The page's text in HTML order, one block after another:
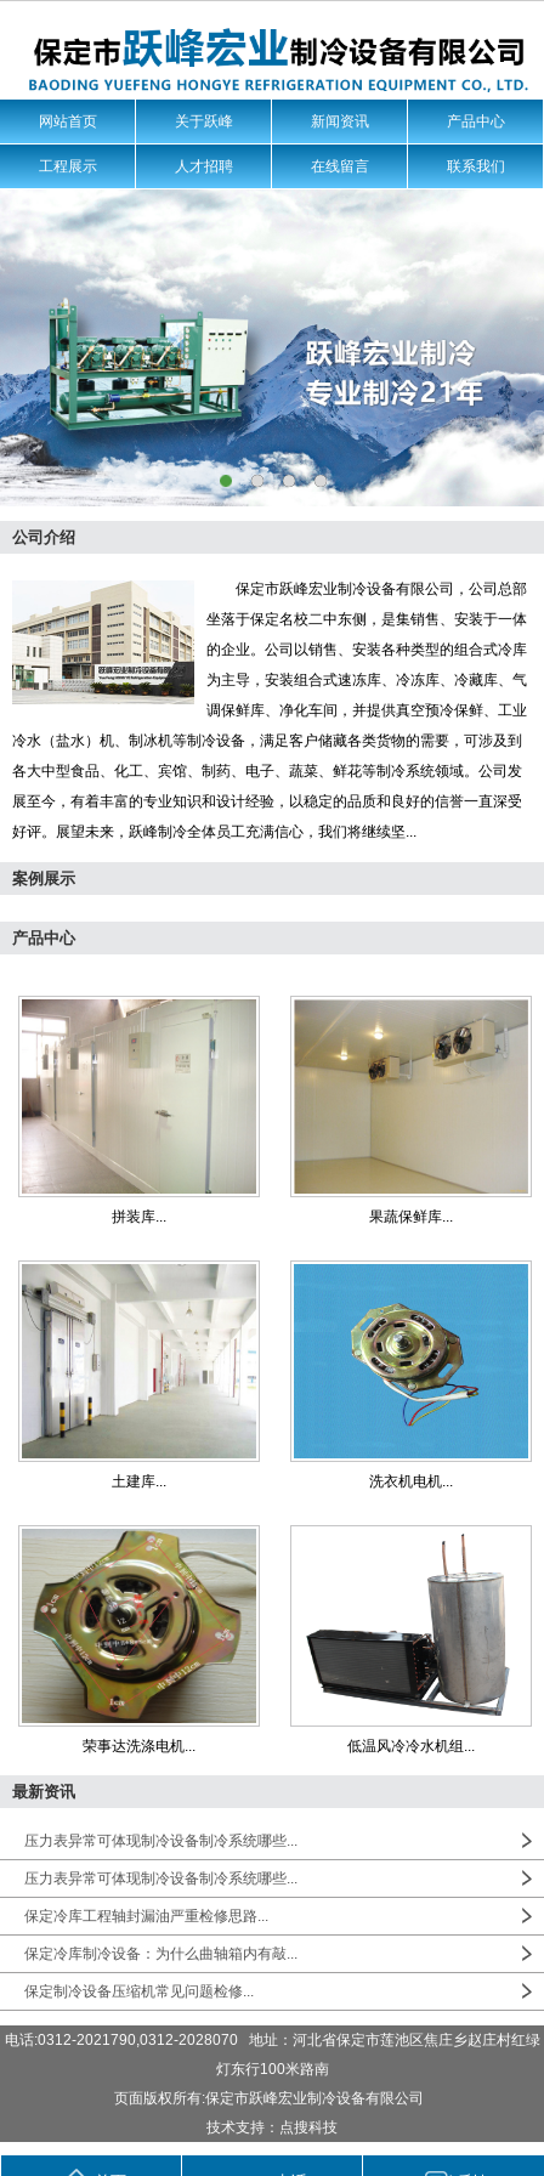
网站首页 关于跃峰 新闻资讯 产品中心
工程展示 人才招聘 在线留言 联系我们
公司介绍
保定市跃峰宏业制冷设备有限公司，公司总部
坐落于保定名校二中东侧，是集销售、安装于一体
的企业。公司以销售、安装各种类型的组合式冷库
为主导，安装组合式速冻库、冷冻库、冷藏库、气
调保鲜库、净化车间，并提供真空预冷保鲜、工业
冷水（盐水）机、制冰机等制冷设备，满足客户储藏各类货物的需要，可涉及到
各大中型食品、化工、宾馆、制药、电子、蔬菜、鲜花等制冷系统领域。公司发
展至今，有着丰富的专业知识和设计经验，以稳定的品质和良好的信誉一直深受
好评。展望未来，跃峰制冷全体员工充满信心，我们将继续坚...
案例展示
产品中心
拼装库... 果蔬保鲜库...
土建库... 洗衣机电机...
荣事达洗涤电机... 低温风冷冷水机组...
最新资讯
压力表异常可体现制冷设备制冷系统哪些...
压力表异常可体现制冷设备制冷系统哪些...
保定冷库工程轴封漏油严重检修思路...
保定冷库制冷设备：为什么曲轴箱内有敲...
保定制冷设备压缩机常见问题检修...
电话:0312-2021790,0312-2028070 地址：河北省保定市莲池区焦庄乡赵庄村红绿
灯东行100米路南
页面版权所有:保定市跃峰宏业制冷设备有限公司
技术支持：点搜科技